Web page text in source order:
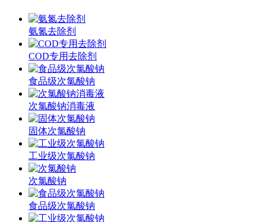
氨氮去除剂
COD专用去除剂
食品级次氯酸钠
次氯酸钠消毒液
固体次氯酸钠
工业级次氯酸钠
次氯酸钠
食品级次氯酸钠